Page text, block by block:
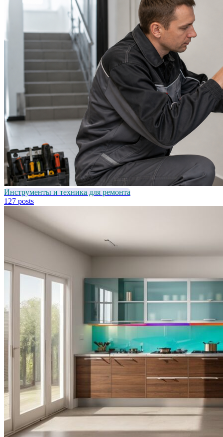
Инструменты и техника для ремонта
127 posts